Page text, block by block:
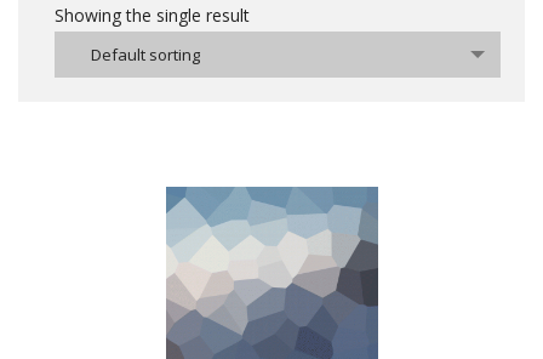
Showing the single result
Default sorting